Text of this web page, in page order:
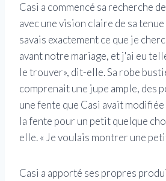
Casi a commencé sa recherche
avec une vision claire de sa
savais exactement ce que je
avant notre mariage, et j'ai eu
le trouver», dit-elle. Sa robe
comprenait une jupe ample, des
une fente que Casi avait
la fente pour un petit quelque
elle. « Je voulais montrer une
Casi a apporté ses propres